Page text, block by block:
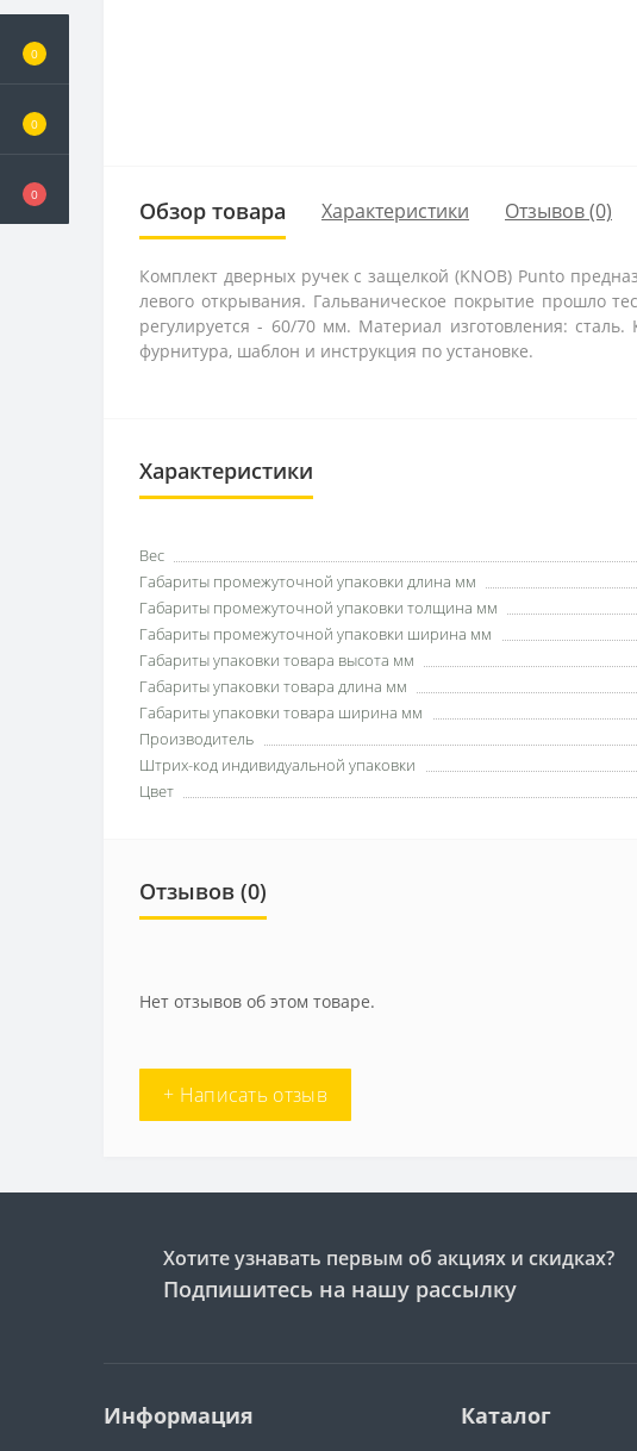
0
0
0
Обзор товара Характеристики Отзывов (0)
Комплект дверных ручек с защелкой (KNOB) Punto
левого открывания. Гальваническое покрытие прошло
регулируется - 60/70 мм. Материал изготовления:
фурнитура, шаблон и инструкция по установке.
Характеристики
Вес
Габариты промежуточной упаковки длина мм
Габариты промежуточной упаковки толщина мм
Габариты промежуточной упаковки ширина мм
Габариты упаковки товара высота мм
Габариты упаковки товара длина мм
Габариты упаковки товара ширина мм
Производитель
Штрих-код индивидуальной упаковки
Цвет
Отзывов (0)
Нет отзывов об этом товаре.
+ Написать отзыв
Хотите узнавать первым об акциях и скидках?
Подпишитесь на нашу рассылку
Информация Каталог